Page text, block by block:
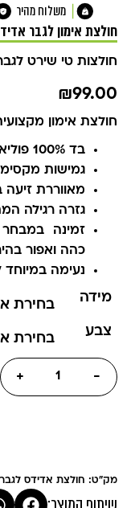
משלוח מהיר
חולצת אימון לגבר
חולצות טי שירט
₪99.00
חולצת אימון
בד 100% פוליאסטר איכותי
גמישות
מאווררת זיעה
גזרה רגילה
זמינה במבחר
כהה ואפור
נעימה במיוחד
מידה
צבע
-
+
מק"ט: חולצת אדידס לגבר